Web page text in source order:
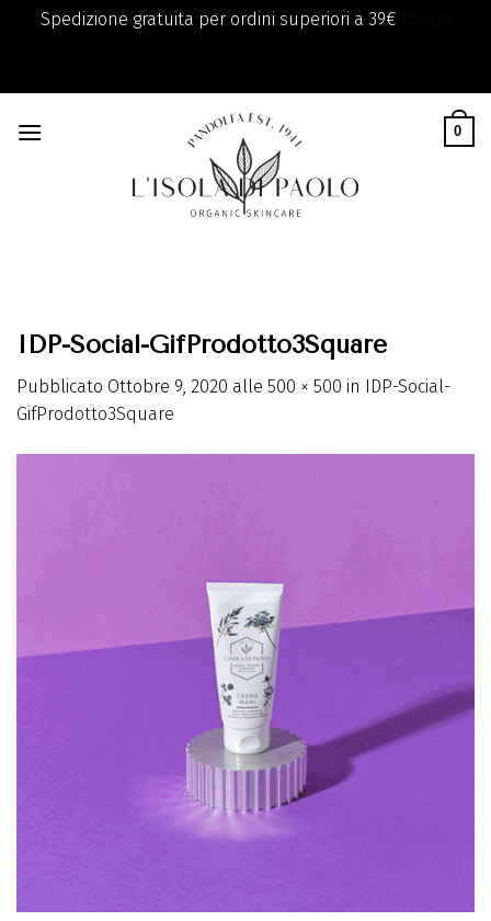
Spedizione gratuita per ordini superiori a 39€
content
0
IDP-Social-GifProdotto3Square
Pubblicato Ottobre 9, 2020 alle 500 × 500 in IDP-Social-
GifProdotto3Square